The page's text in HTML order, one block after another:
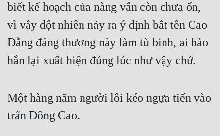
biết kế hoạch của nàng vẫn còn chưa ổn,
vì vậy đột nhiên nảy ra ý định bắt tên Cao
Đằng đáng thương này làm tù binh, ai bảo
hắn lại xuất hiện đúng lúc như vậy chứ.
Một hàng năm người lôi kéo ngựa tiến vào
trấn Đông Cao.